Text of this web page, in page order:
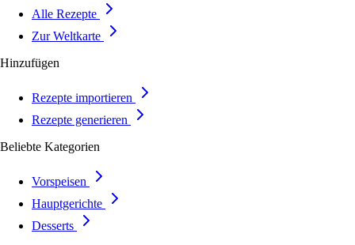
Alle Rezepte
Zur Weltkarte
Hinzufügen
Rezepte importieren
Rezepte generieren
Beliebte Kategorien
Vorspeisen
Hauptgerichte
Desserts